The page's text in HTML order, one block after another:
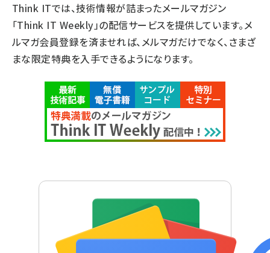
Think ITでは、技術情報が詰まったメールマガジン
「Think IT Weekly」の配信サービスを提供しています。メ
ルマガ会員登録を済ませれば、メルマガだけでなく、さまざ
まな限定特典を入手できるようになります。